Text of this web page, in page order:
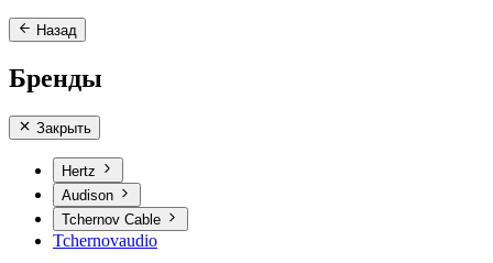
Назад
Бренды
Закрыть
Hertz
Audison
Tchernov Cable
Tchernovaudio